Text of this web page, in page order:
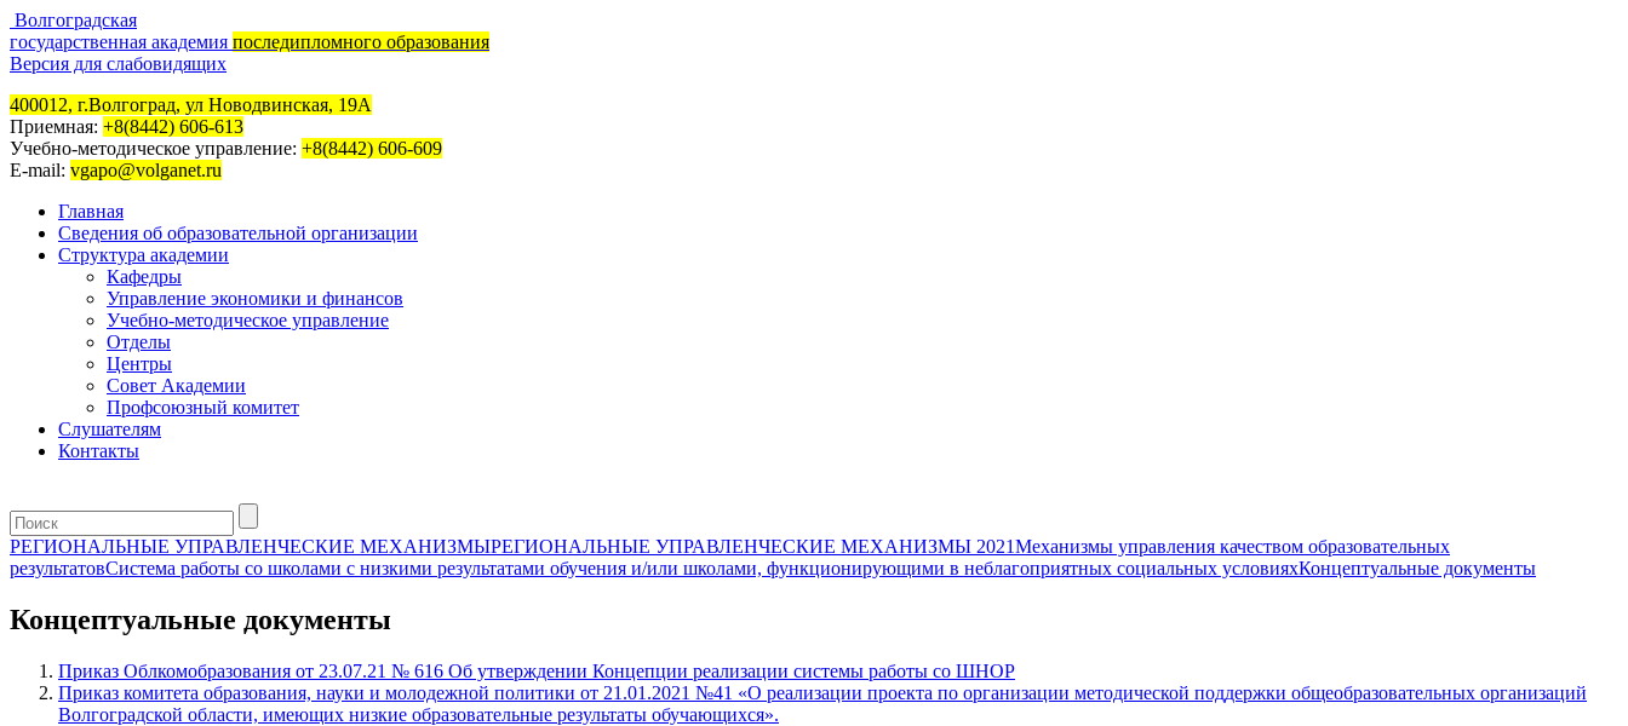
Волгоградская
государственная академия последипломного образования
Версия для слабовидящих
400012, г.Волгоград, ул Новодвинская, 19А
Приемная: +8(8442) 606-613
Учебно-методическое управление: +8(8442) 606-609
E-mail: vgapo@volganet.ru
Главная
Сведения об образовательной организации
Структура академии
Кафедры
Управление экономики и финансов
Учебно-методическое управление
Отделы
Центры
Совет Академии
Профсоюзный комитет
Слушателям
Контакты
РЕГИОНАЛЬНЫЕ УПРАВЛЕНЧЕСКИЕ МЕХАНИЗМЫРЕГИОНАЛЬНЫЕ УПРАВЛЕНЧЕСКИЕ МЕХАНИЗМЫ 2021Механизмы управления качеством образовательных
результатовСистема работы со школами с низкими результатами обучения и/или школами, функционирующими в неблагоприятных социальных условияхКонцептуальные документы
Концептуальные документы
Приказ Облкомобразования от 23.07.21 № 616 Об утверждении Концепции реализации системы работы со ШНОР
Приказ комитета образования, науки и молодежной политики от 21.01.2021 №41 «О реализации проекта по организации методической поддержки общеобразовательных организаций
Волгоградской области, имеющих низкие образовательные результаты обучающихся».